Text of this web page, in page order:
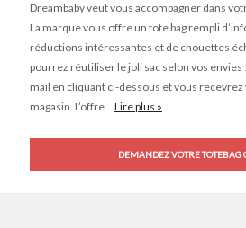
Dreambaby veut vous accompagner dans
La marque vous offre un tote bag rempli
réductions intéressantes et de chouettes
pourrez réutiliser le joli sac selon vos
mail en cliquant ci-dessous et vous
magasin. L’offre... Lire plus »
DEMANDEZ VOTRE TOTEBAG